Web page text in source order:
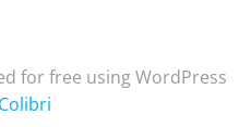
for free using WordPress
Colibri